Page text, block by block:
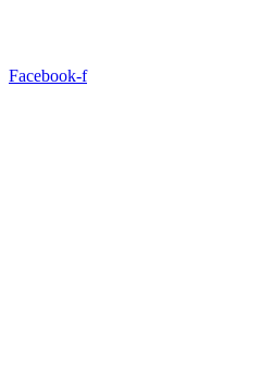
Facebook-f